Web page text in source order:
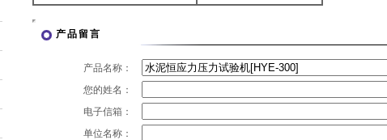
产品留言
产品名称：
您的姓名：
电子信箱：
单位名称：